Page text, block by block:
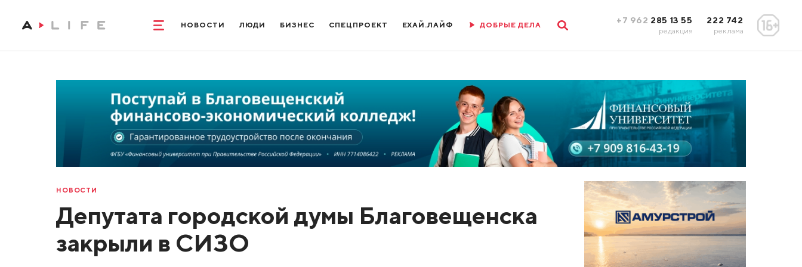
НОВОСТИ ЛЮДИ БИЗНЕС СПЕЦПРОЕКТ ЕХАЙ.ЛАЙФ ДОБРЫЕ ДЕЛА +7 962 285 13 55
редакция
222 742
реклама
НОВОСТИ
Депутата городской думы Благовещенска
закрыли в СИЗО